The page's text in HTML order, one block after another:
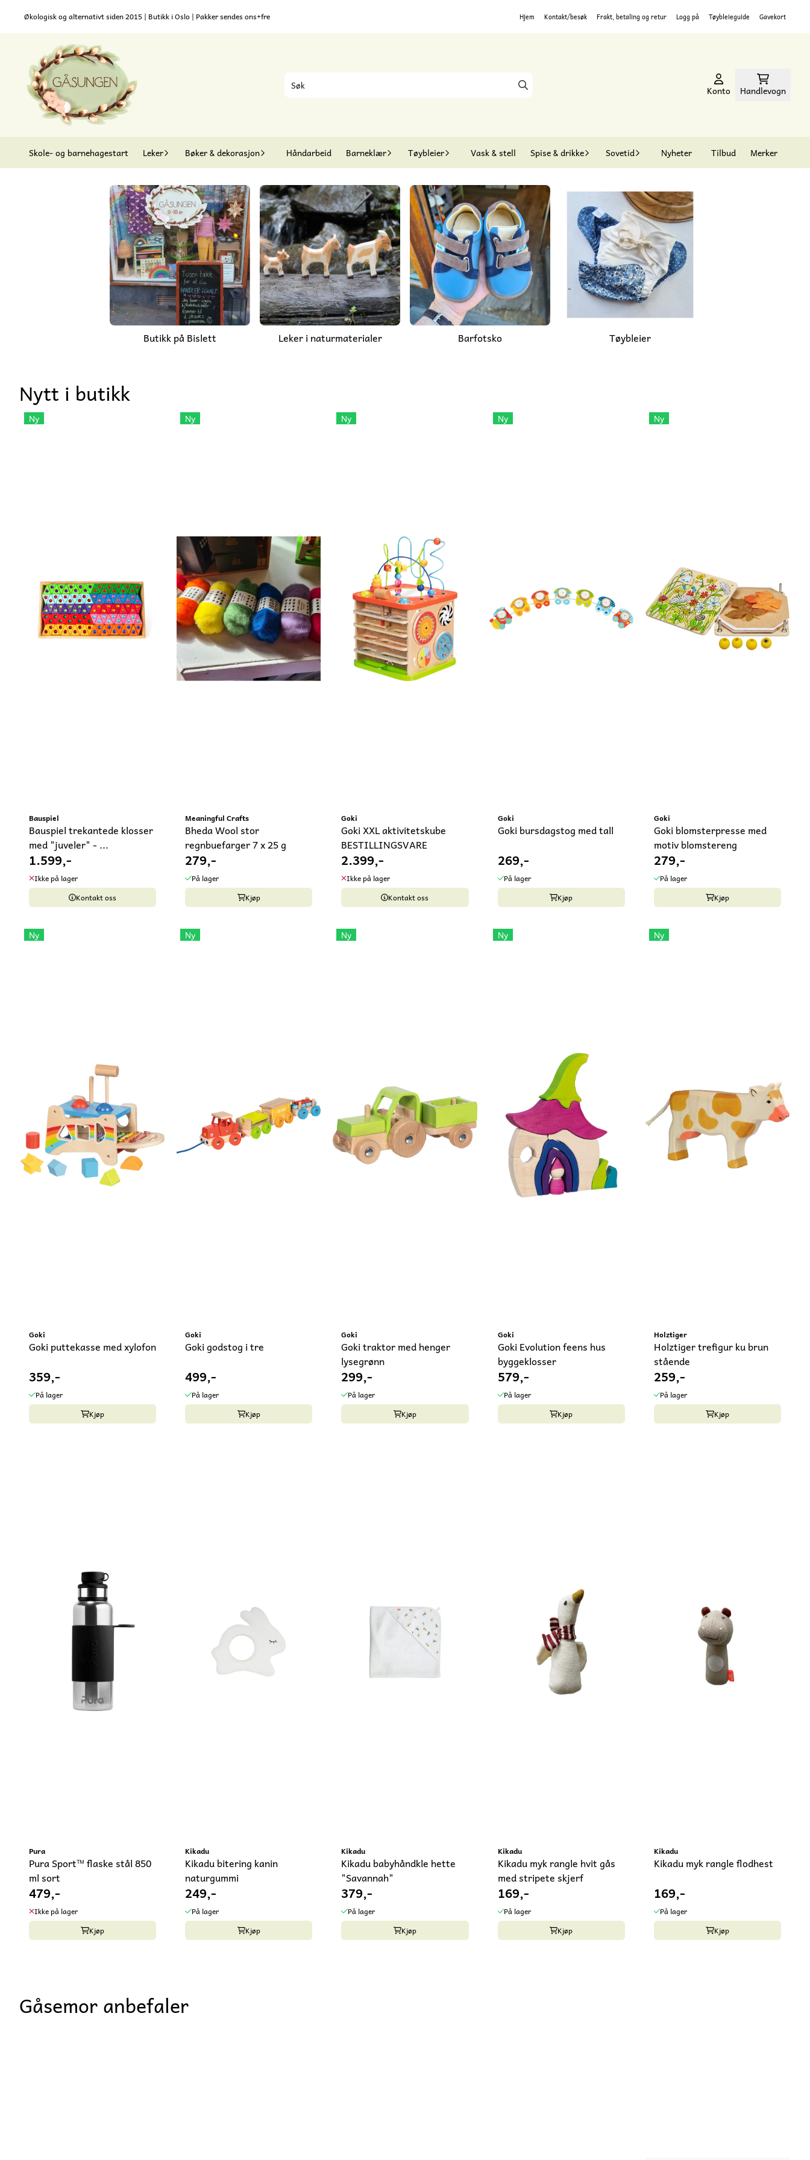
Hopp til innhold
Økologisk og alternativt siden 2015 | Butikk i Oslo | Pakker sendes ons+fre Hjem Kontakt/besøk Frakt, betaling og retur Logg på Tøybleieguide Gavekort
Konto Handlevogn
Skole- og barnehagestart Leker Bøker & dekorasjon Håndarbeid Barneklær Tøybleier Vask & stell Spise & drikke Sovetid Nyheter Tilbud Merker
Butikk på Bislett Leker i naturmaterialer Barfotsko Tøybleier
Nytt i butikk
Ny
Bauspiel
Bauspiel trekantede klosser
med "juveler" - ...
1.599,-
Ikke på lager
Kontakt oss
Ny
Meaningful Crafts
Bheda Wool stor
regnbuefarger 7 x 25 g
279,-
På lager
Kjøp
Ny
Goki
Goki XXL aktivitetskube
BESTILLINGSVARE
2.399,-
Ikke på lager
Kontakt oss
Ny
Goki
Goki bursdagstog med tall
269,-
På lager
Kjøp
Ny
Goki
Goki blomsterpresse med
motiv blomstereng
279,-
På lager
Kjøp
Ny
Goki
Goki puttekasse med xylofon
359,-
På lager
Kjøp
Ny
Goki
Goki godstog i tre
499,-
På lager
Kjøp
Ny
Goki
Goki traktor med henger
lysegrønn
299,-
På lager
Kjøp
Ny
Goki
Goki Evolution feens hus
byggeklosser
579,-
På lager
Kjøp
Ny
Holztiger
Holztiger trefigur ku brun
stående
259,-
På lager
Kjøp
Pura
Pura Sport™ flaske stål 850
ml sort
479,-
Ikke på lager
Kjøp
Kikadu
Kikadu bitering kanin
naturgummi
249,-
På lager
Kjøp
Kikadu
Kikadu babyhåndkle hette
"Savannah"
379,-
På lager
Kjøp
Kikadu
Kikadu myk rangle hvit gås
med stripete skjerf
169,-
På lager
Kjøp
Kikadu
Kikadu myk rangle flodhest
169,-
På lager
Kjøp
Gåsemor anbefaler